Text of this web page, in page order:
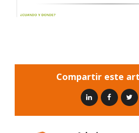
Compartir este